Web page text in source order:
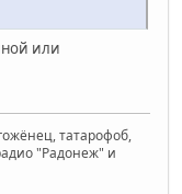
или
татарофоб,
"Радонеж" и